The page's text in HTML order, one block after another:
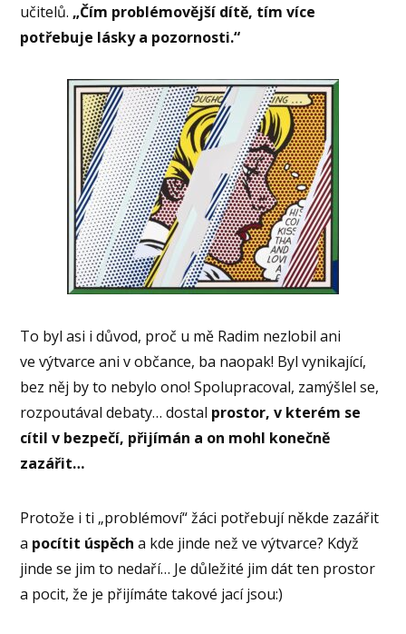
učitelů. „Čím problémovější dítě, tím více
potřebuje lásky a pozornosti.“
To byl asi i důvod, proč u mě Radim nezlobil ani
ve výtvarce ani v občance, ba naopak! Byl vynikající,
bez něj by to nebylo ono! Spolupracoval, zamýšlel se,
rozpoutával debaty… dostal prostor, v kterém se
cítil v bezpečí, přijímán a on mohl konečně
zazářit…
Protože i ti „problémoví“ žáci potřebují někde zazářit
a pocítit úspěch a kde jinde než ve výtvarce? Když
jinde se jim to nedaří… Je důležité jim dát ten prostor
a pocit, že je přijímáte takové jací jsou:)